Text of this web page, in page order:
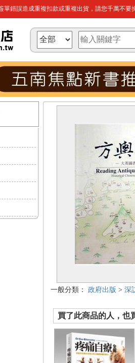
單錯誤造成重複扣款或重複出貨，請您千萬不要
一般分類： 政府出版 > 深
買了此商品的人，也